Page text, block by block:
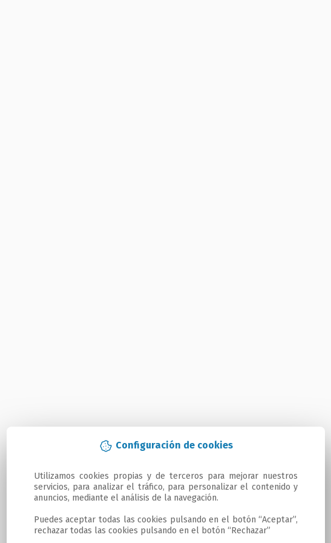
Configuración de cookies
Utilizamos cookies propias y de terceros para mejorar nuestros
servicios, para analizar el tráfico, para personalizar el contenido y
anuncios, mediante el análisis de la navegación.
Puedes aceptar todas las cookies pulsando en el botón “Aceptar”,
rechazar todas las cookies pulsando en el botón “Rechazar”